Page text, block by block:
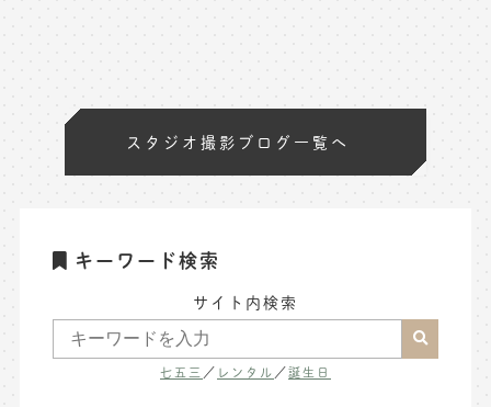
スタジオ撮影ブログ一覧へ
キーワード検索
サイト内検索
七五三 ／ レンタル ／誕生日